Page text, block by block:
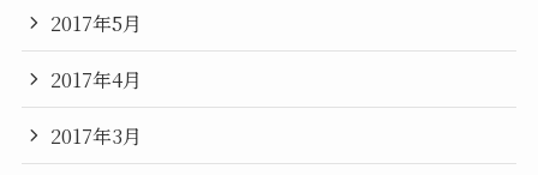
2017年5月
2017年4月
2017年3月